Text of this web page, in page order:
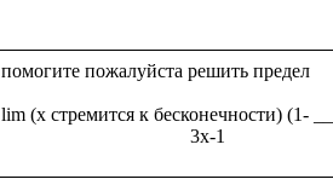
помогите пожалуйста решить предел
lim (x стремится к бесконечности) (1-